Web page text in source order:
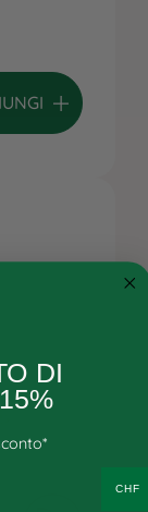
CHF
DI